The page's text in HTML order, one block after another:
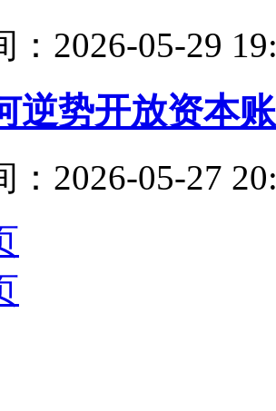
：2026-05-29
逆势开放资本
：2026-05-27